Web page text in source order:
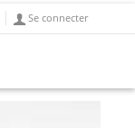
Se connecter